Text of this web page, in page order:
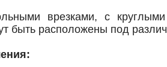
врезками, с
быть расположены под